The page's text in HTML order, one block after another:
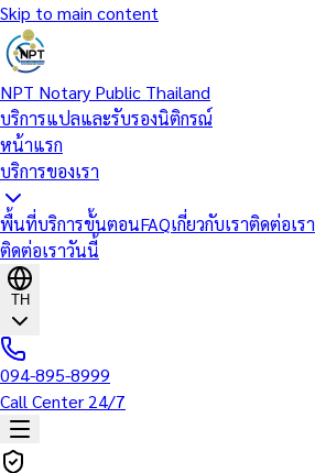
Skip to main content
NPT Notary Public Thailand
บริการแปลและรับรองนิติกรณ์
หน้าแรก
บริการของเรา
พื้นที่บริการขั้นตอนFAQเกี่ยวกับเราติดต่อเรา
ติดต่อเราวันนี้
TH
094-895-8999
Call Center 24/7